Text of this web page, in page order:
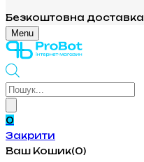
Безкоштовна доставка
Menu
Products
0
Закрити
Ваш Кошик(0)